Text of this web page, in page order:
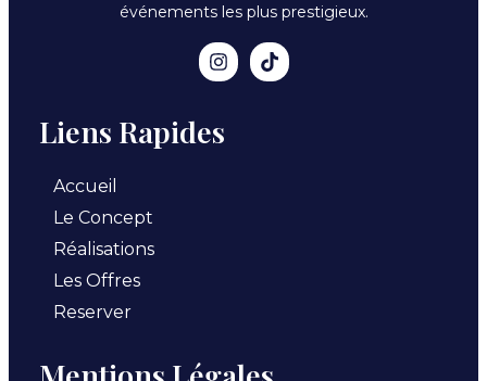
événements les plus prestigieux.
Liens Rapides
Accueil
Le Concept
Réalisations
Les Offres
Reserver